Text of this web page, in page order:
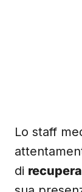
Lo staff
di